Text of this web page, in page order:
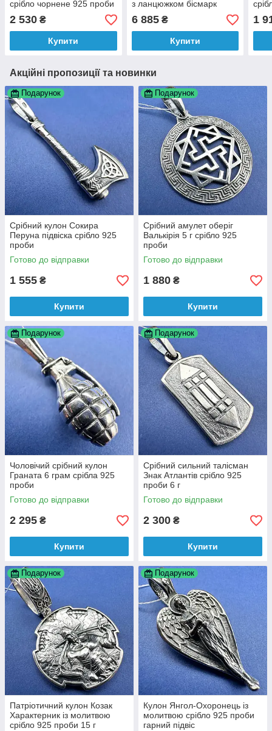
срібло чорнене 925 проби
2 530 ₴
Купити
з ланцюжком бісмарк
6 885₴
Купити
1
Акційні пропозиції та новинки
Подарунок
Срібний кулон Сокира
Перуна підвіска срібло 925
проби
Готово до відправки
1 555 ₴
Купити
Подарунок
Срібний амулет оберіг
Валькірія 5 г срібло 925
проби
Готово до відправки
1 880 ₴
Купити
Подарунок
Чоловічий срібний кулон
Граната 6 грам срібла 925
проби
Готово до відправки
2 295 ₴
Купити
Подарунок
Срібний сильний талісман
Знак Атлантів срібло 925
проби 6 г
Готово до відправки
2 300 ₴
Купити
Подарунок
Патріотичний кулон Козак
Характерник із молитвою
срібло 925 проби 15 г
Подарунок
Кулон Янгол-Охоронець із
молитвою срібло 925 проби
гарний підвіс